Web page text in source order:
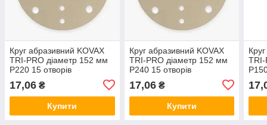
Круг абразивний KOVAX
TRI-PRO діаметр 152 мм
P220 15 отворів
17,06 ₴
Купити
Круг абразивний KOVAX
TRI-PRO діаметр 152 мм
P240 15 отворів
17,06₴
Купити
TRI-